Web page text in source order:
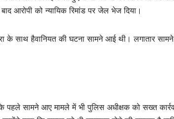
आरोपी को न्यायिक रिमांड पर जेल भेज दिया।
के साथ हैवानियत की घटना सामने आई थी। लगातार
पहले सामने आए मामले में भी पुलिस अधीक्षक को सख्त